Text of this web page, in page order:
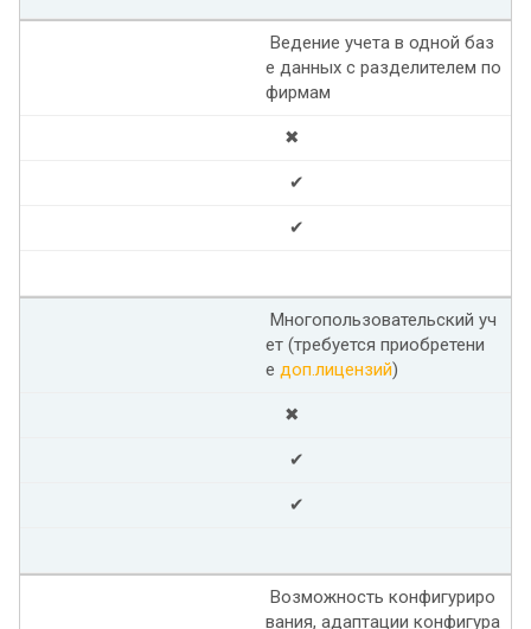
Ведение учета в одной баз
е данных с разделителем по
фирмам
✖
✔
✔
Многопользовательский уч
ет (требуется приобретени
е доп.лицензий)
✖
✔
✔
Возможность конфигуриро
вания, адаптации конфигура